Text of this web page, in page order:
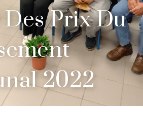
Des Prix Du
2022